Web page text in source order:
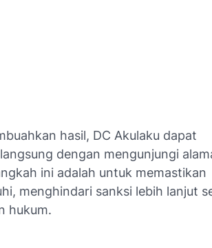
hasil, DC Akulaku dapat
dengan mengunjungi
ini adalah untuk memastikan
menghindari sanksi lebih lanjut
hukum.